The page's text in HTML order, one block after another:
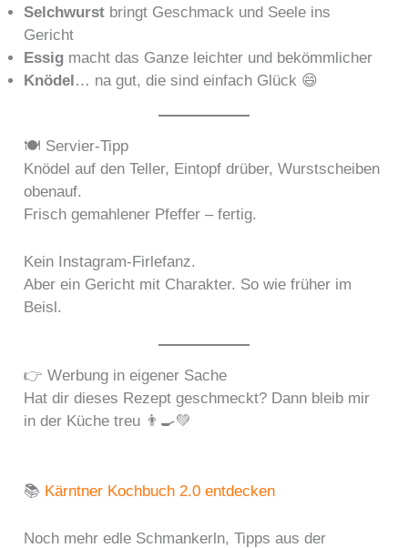
Selchwurst bringt Geschmack und Seele ins
Gericht
Essig macht das Ganze leichter und bekömmlicher
Knödel… na gut, die sind einfach Glück 😄
🍽️ Servier-Tipp
Knödel auf den Teller, Eintopf drüber, Wurstscheiben
obenauf.
Frisch gemahlener Pfeffer – fertig.
Kein Instagram-Firlefanz.
Aber ein Gericht mit Charakter. So wie früher im
Beisl.
👉 Werbung in eigener Sache
Hat dir dieses Rezept geschmeckt? Dann bleib mir
in der Küche treu 👨‍🍳💚
📚 Kärntner Kochbuch 2.0 entdecken
Noch mehr edle Schmankerln, Tipps aus der